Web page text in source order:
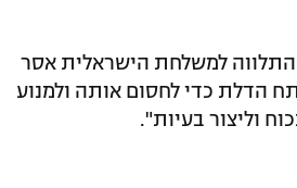
למשלחת הישראלית אסר
הדלת כדי לחסום אותה ולמנוע
וליצור בעיות".